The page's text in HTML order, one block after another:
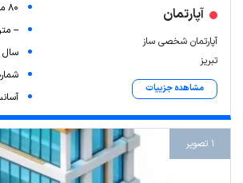
آپارتمان
آپارتمان شخصی ساز
تبریز
مشاهده جزییات
80 متر زیربنا
--
سال
1 تصویر